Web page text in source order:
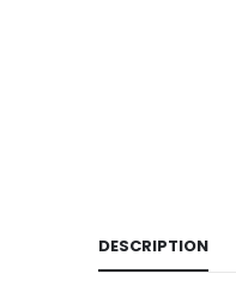
DESCRIPTION